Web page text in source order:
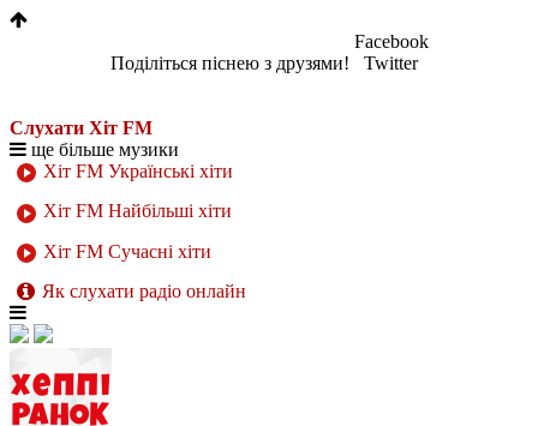
Поділіться піснею з друзями!
Facebook
Twitter
Слухати Хіт FM
ще більше музики
Хіт FM Українські хіти
Хіт FM Найбільші хіти
Хіт FM Сучасні хіти
Як слухати радіо онлайн